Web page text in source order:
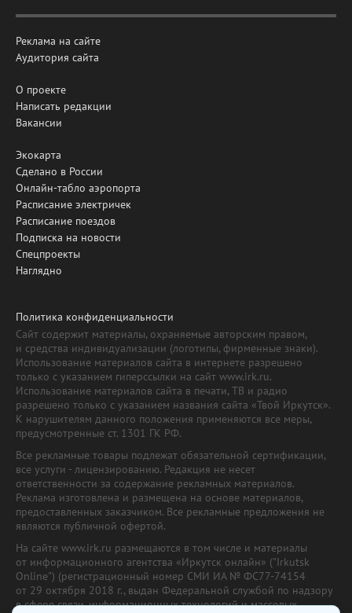
Реклама на сайте
Аудитория сайта
О проекте
Написать редакции
Вакансии
Экокарта
Сделано в России
Онлайн-табло аэропорта
Расписание электричек
Расписание поездов
Подписка на новости
Спецпроекты
Наглядно
Политика конфиденциальности
Сайт содержит материалы, охраняемые авторским правом,
и средства индивидуализации (логотипы, фирменные знаки).
Использование материалов сайта в интернете разрешено
только с указанием гиперссылки на сайт www.irk.ru.
Использование материалов сайта в печати, ТВ и радио
разрешено только с указанием названия сайта «Твой Иркутск».
К нарушителям данного положения применяются все меры,
предусмотренные ст. 1301 ГК РФ.
Все рекламные товары подлежат обязательной сертификации,
все услуги - лицензированию. Редакция не несет
ответственности за содержание рекламных материалов.
Реклама изготовлена и размещена на основе материалов,
предоставленных заказчиком. Все рекламные предложения не
являются публичной офертой.
На сайте www.irk.ru размещаются в том числе и материалы
от информационного агентства «Иркутск онлайн» ("Irkutsk
Online") (регистрационный номер СМИ ИА № ФС77-74154
от 29 октября 2018 г., выдан Федеральной службой по надзору
в сфере связи, информационных технологий и массовых